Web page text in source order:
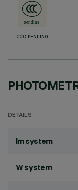
CCC PENDING
DETAILS
lm system
W system